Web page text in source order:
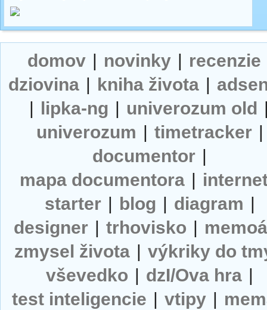
domov | novinky | recenzie
dziovina | kniha života |
| lipka-ng | univerozum old
univerozum | timetracker |
documentor |
mapa documentora |
starter | blog | diagram |
designer | trhovisko |
zmysel života | výkriky do
vševedko | dzI/Ova hra |
test inteligencie | vtipy |